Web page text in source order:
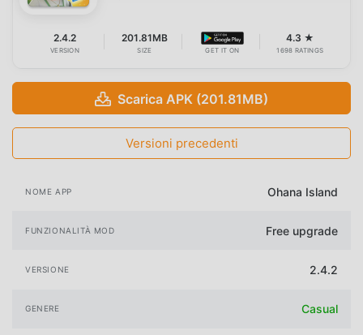
2.4.2
VERSION
201.81MB
SIZE GET IT ON
4.3 ★
1698 RATINGS
Scarica APK (201.81MB)
Versioni precedenti
NOME APP Ohana Island
FUNZIONALITÀ MOD Free upgrade
VERSIONE 2.4.2
GENERE Casual